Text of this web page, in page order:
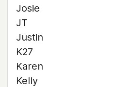
Josie
JT
Justin
K27
Karen
Kelly